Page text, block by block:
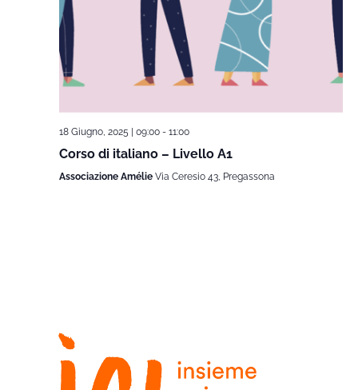
18 Giugno, 2025 | 09:00- 11:00
Corso di italiano – Livello A1
Associazione Amélie Via Ceresio 43, Pregassona